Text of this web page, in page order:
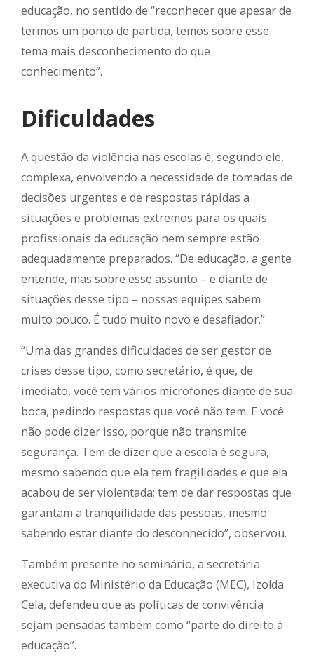
educação, no sentido de “reconhecer que apesar de
termos um ponto de partida, temos sobre esse
tema mais desconhecimento do que
conhecimento”.
Dificuldades
A questão da violência nas escolas é, segundo ele,
complexa, envolvendo a necessidade de tomadas de
decisões urgentes e de respostas rápidas a
situações e problemas extremos para os quais
profissionais da educação nem sempre estão
adequadamente preparados. “De educação, a gente
entende, mas sobre esse assunto – e diante de
situações desse tipo – nossas equipes sabem
muito pouco. É tudo muito novo e desafiador.”
“Uma das grandes dificuldades de ser gestor de
crises desse tipo, como secretário, é que, de
imediato, você tem vários microfones diante de sua
boca, pedindo respostas que você não tem. E você
não pode dizer isso, porque não transmite
segurança. Tem de dizer que a escola é segura,
mesmo sabendo que ela tem fragilidades e que ela
acabou de ser violentada; tem de dar respostas que
garantam a tranquilidade das pessoas, mesmo
sabendo estar diante do desconhecido”, observou.
Também presente no seminário, a secretária
executiva do Ministério da Educação (MEC), Izolda
Cela, defendeu que as políticas de convivência
sejam pensadas também como “parte do direito à
educação”.